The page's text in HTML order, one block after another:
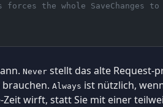
forces the whole SaveChanges to
Never stellt das alte Request-
Always ist nützlich,
Zeit wirft, statt Sie mit einer